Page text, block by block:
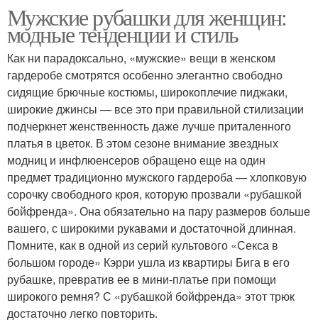
Мужские рубашки для женщин:
модные тенденции и стиль
Как ни парадоксально, «мужские» вещи в женском
гардеробе смотрятся особенно элегантно свободно
сидящие брючные костюмы, широкоплечие пиджаки,
широкие джинсы — все это при правильной стилизации
подчеркнет женственность даже лучше приталенного
платья в цветок. В этом сезоне внимание звездных
модниц и инфлюенсеров обращено еще на один
предмет традиционно мужского гардероба — хлопковую
сорочку свободного кроя, которую прозвали «рубашкой
бойфренда». Она обязательно на пару размеров больше
вашего, с широкими рукавами и достаточной длинная.
Помните, как в одной из серий культового «Секса в
большом городе» Кэрри ушла из квартиры Бига в его
рубашке, превратив ее в мини-платье при помощи
широкого ремня? С «рубашкой бойфренда» этот трюк
достаточно легко повторить.